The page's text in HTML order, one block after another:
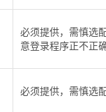
必须提供，需慎选
意登录程序正不正
必须提供，需慎选